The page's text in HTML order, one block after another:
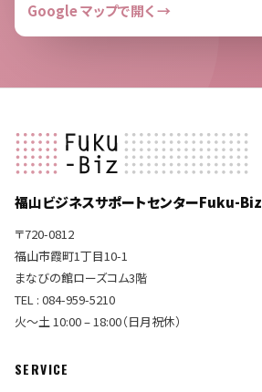
Google マップで開く →
福山ビジネスサポートセンターFuku-Biz
〒720-0812
福山市霞町1丁目10-1
まなびの館ローズコム3階
TEL : 084-959-5210
火〜土 10:00 – 18:00（日月祝休）
SERVICE